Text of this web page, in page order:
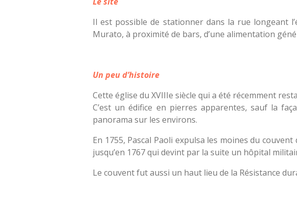
Il est possible de stationner dans la rue longeant
Murato, à proximité de bars, d’une alimentation
Un peu d’histoire
Cette église du XVIIIe siècle qui a été récemment
C’est un édifice en pierres apparentes, sauf la
panorama sur les environs.
En 1755, Pascal Paoli expulsa les moines du
jusqu’en 1767 qui devint par la suite un hôpital
Le couvent fut aussi un haut lieu de la Résistance